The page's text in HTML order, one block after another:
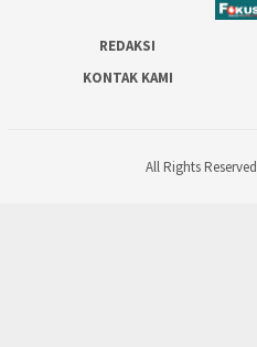
REDAKSI
KONTAK KAMI
All Rights Reserved